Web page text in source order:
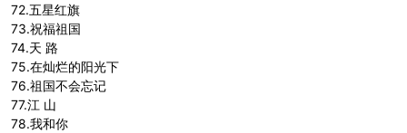
72.五星红旗
73.祝福祖国
74.天 路
75.在灿烂的阳光下
76.祖国不会忘记
77.江 山
78.我和你